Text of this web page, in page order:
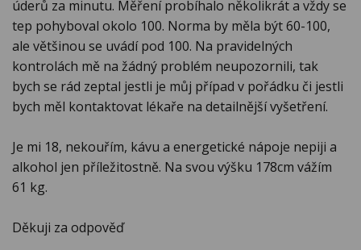
úderů za minutu. Měření probíhalo několikrát a vždy se
tep pohyboval okolo 100. Norma by měla být 60-100,
ale většinou se uvádí pod 100. Na pravidelných
kontrolách mě na žádný problém neupozornili, tak
bych se rád zeptal jestli je můj případ v pořádku či jestli
bych měl kontaktovat lékaře na detailnější vyšetření.
Je mi 18, nekouřím, kávu a energetické nápoje nepiji a
alkohol jen příležitostně. Na svou výšku 178cm vážím
61 kg.
Děkuji za odpověď